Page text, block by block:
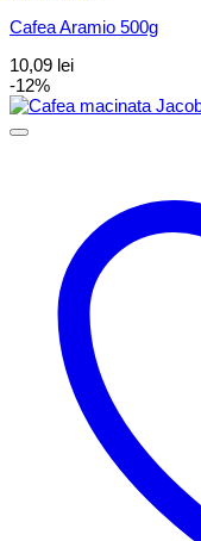
Cafea Aramio 500g
10,09 lei
-12%